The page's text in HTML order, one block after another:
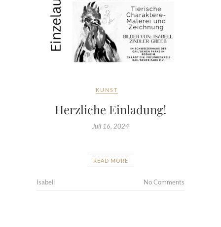
KUNST
Herzliche Einladung!
Juli 16, 2024
READ MORE
Isabell No Comments